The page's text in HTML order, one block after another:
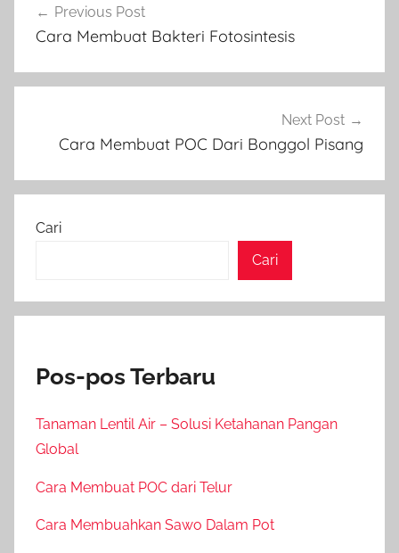
pos
Previous Post
Cara Membuat Bakteri Fotosintesis
Next Post
Cara Membuat POC Dari Bonggol Pisang
Cari
Cari
Pos-pos Terbaru
Tanaman Lentil Air – Solusi Ketahanan Pangan
Global
Cara Membuat POC dari Telur
Cara Membuahkan Sawo Dalam Pot